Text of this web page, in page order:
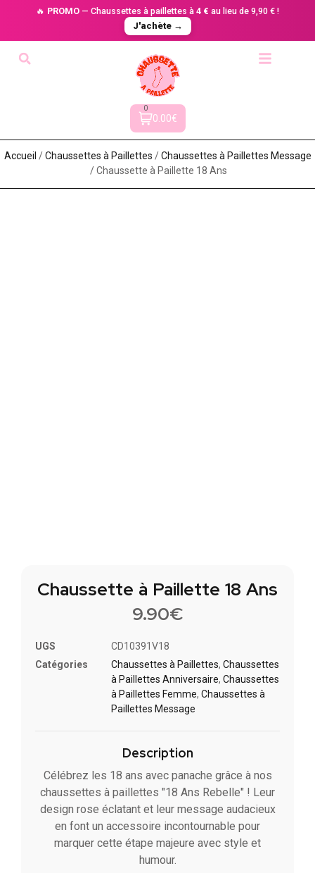
🔥 PROMO — Chaussettes à paillettes à 4 € au lieu de 9,90 € !
J'achète →
0
0.00€
Accueil /Chaussettes à Paillette​s /Chaussettes à Paillettes Message​
/ Chaussette à Paillette 18 Ans
Chaussette à Paillette 18 Ans
9.90€
UGS
CD10391V18
Catégories
Chaussettes à Paillette​s, Chaussettes
à Paillette​s Anniversaire, Chaussettes
à Paillettes Femme, Chaussettes à
Paillettes Message​
Description
Célébrez les 18 ans avec panache grâce à nos
chaussettes à paillettes "18 Ans Rebelle" ! Leur
design rose éclatant et leur message audacieux
en font un accessoire incontournable pour
marquer cette étape majeure avec style et
humour.